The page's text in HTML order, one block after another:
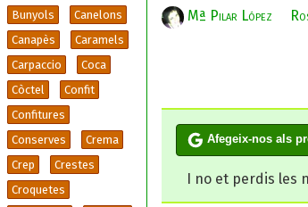
Bunyols
Canelons
Canapès
Caramels
Carpaccio
Coca
Còctel
Confit
Confitures
Conserves
Crema
Crep
Crestes
Croquetes
Mª Pilar López
Afegeix-nos als
I no et perdis les